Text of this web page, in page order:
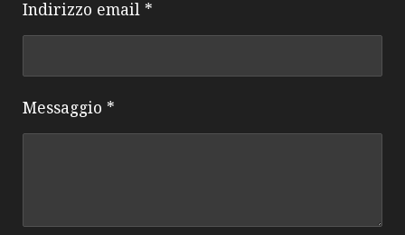
Indirizzo email *
Messaggio *